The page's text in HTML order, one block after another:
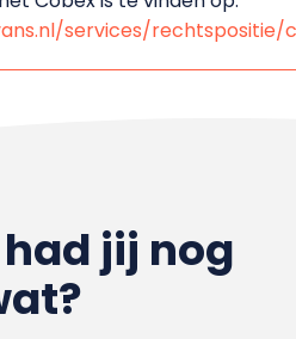
services/rechtspositie/
jij nog